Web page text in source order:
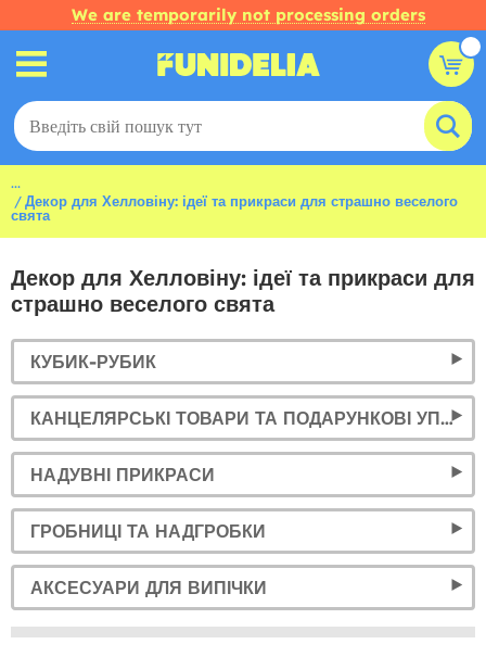
We are temporarily not processing orders
...
Декор для Хелловіну: ідеї та прикраси для страшно веселого
свята
Декор для Хелловіну: ідеї та прикраси для
страшно веселого свята
КУБИК-РУБИК
КАНЦЕЛЯРСЬКІ ТОВАРИ ТА ПОДАРУНКОВІ УПАКОВКИ
НАДУВНІ ПРИКРАСИ
ГРОБНИЦІ ТА НАДГРОБКИ
АКСЕСУАРИ ДЛЯ ВИПІЧКИ